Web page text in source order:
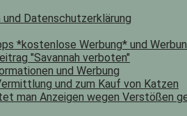
und Datenschutzerklärung
*kostenlose Werbung* und
"Savannah verboten"
und Werbung
und zum Kauf von Katzen
man Anzeigen wegen Verstößen